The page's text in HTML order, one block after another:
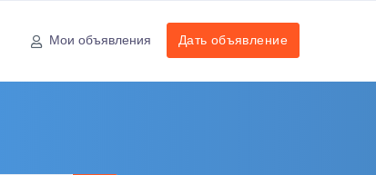
Мои объявления Дать объявление